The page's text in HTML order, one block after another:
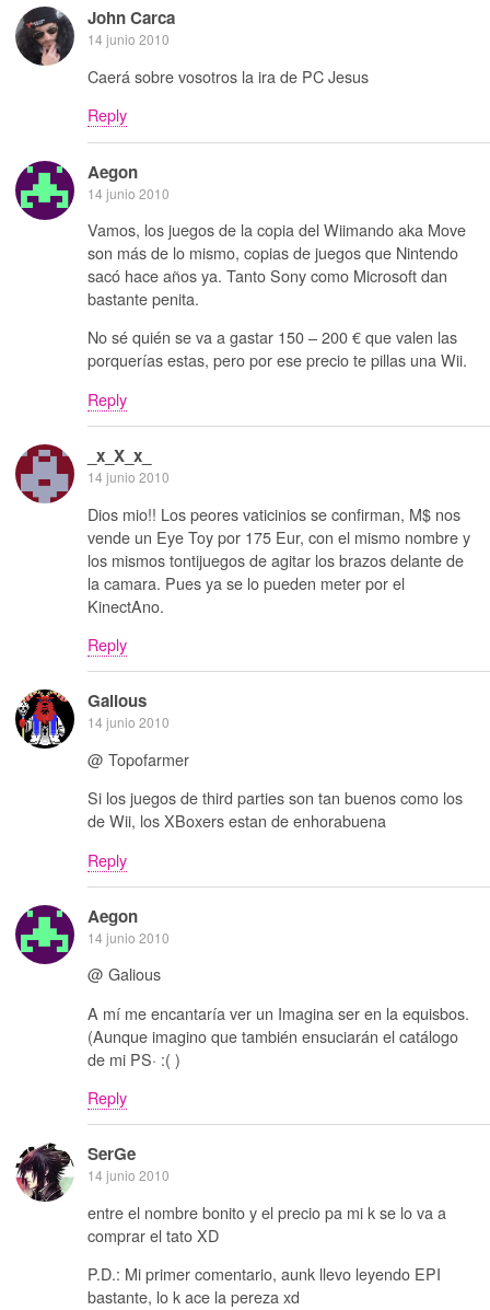
John Carca
14 junio 2010
Caerá sobre vosotros la ira de PC Jesus
Reply
Aegon
14 junio 2010
Vamos, los juegos de la copia del Wiimando aka Move
son más de lo mismo, copias de juegos que Nintendo
sacó hace años ya. Tanto Sony como Microsoft dan
bastante penita.
No sé quién se va a gastar 150 – 200 € que valen las
porquerías estas, pero por ese precio te pillas una Wii.
Reply
_x_X_x_
14 junio 2010
Dios mio!! Los peores vaticinios se confirman, M$ nos
vende un Eye Toy por 175 Eur, con el mismo nombre y
los mismos tontijuegos de agitar los brazos delante de
la camara. Pues ya se lo pueden meter por el
KinectAno.
Reply
Galious
14 junio 2010
@ Topofarmer
Si los juegos de third parties son tan buenos como los
de Wii, los XBoxers estan de enhorabuena
Reply
Aegon
14 junio 2010
@ Galious
A mí me encantaría ver un Imagina ser en la equisbos.
(Aunque imagino que también ensuciarán el catálogo
de mi PS· :( )
Reply
SerGe
14 junio 2010
entre el nombre bonito y el precio pa mi k se lo va a
comprar el tato XD
P.D.: Mi primer comentario, aunk llevo leyendo EPI
bastante, lo k ace la pereza xd